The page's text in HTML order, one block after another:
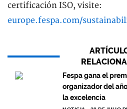
certificación ISO, visite:
europe.fespa.com/
Fespa gana el
organizador del
la excelencia